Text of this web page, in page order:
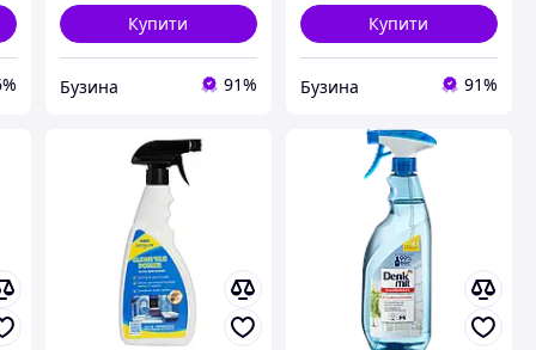
Купити
Бузина 91%
Купити
Бузина 91%